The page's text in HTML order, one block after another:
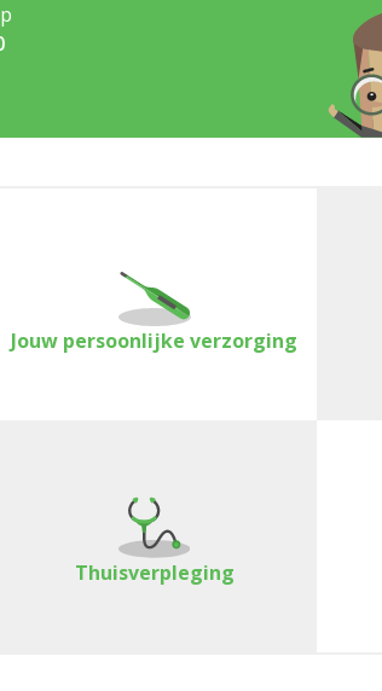
Jouw persoonlijke verzorging
Thuisverpleging